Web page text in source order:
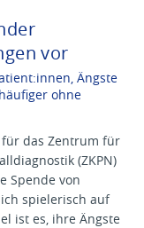
vor
Ängste
ohne
das Zentrum für
(ZKPN)
Spende von
spielerisch auf
ist es, ihre Ängste